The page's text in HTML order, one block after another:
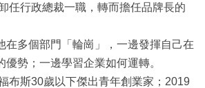
任行政總裁一職，轉而擔任品牌長的
在多個部門「輪崗」，一邊發揮自己在
勢；一邊學習企業如何運轉。
布斯30歲以下傑出青年創業家；2019